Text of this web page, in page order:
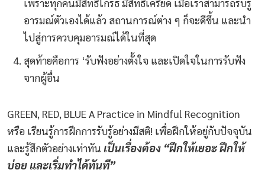
อารมณ์ตัวเองได้แล้ว สถานการณ์ต่าง ๆ ก็จะดีขึ้น และนำ
ไปสู่การควบคุมอารมณ์ได้ในที่สุด
สุดท้ายคือการ ‘รับฟังอย่างตั้งใจ และเปิดใจในการรับฟัง
จากผู้อื่น
GREEN, RED, BLUE A Practice in Mindful Recognition
หรือ เรียนรู้การฝึกการรับรู้อย่างมีสติ! เพื่อฝึกให้อยู่กับปัจจุบัน
และรู้สึกตัวอย่างเท่าทัน เป็นเรื่องต้อง “ฝึกให้เยอะ ฝึกให้
บ่อย และเริ่มทำได้ทันที”